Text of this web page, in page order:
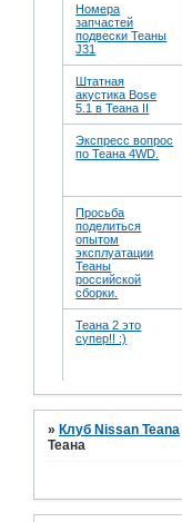
Номера
запчастей
подвески Теаны
J31
Штатная
акустика Bose
5.1 в Теана II
Экспресс вопрос
по Теана 4WD.
Просьба
поделиться
опытом
эксплуатации
Теаны
российской
сборки.
Теана 2 это
супер!! :)
»Клуб Nissan Teana
Теана